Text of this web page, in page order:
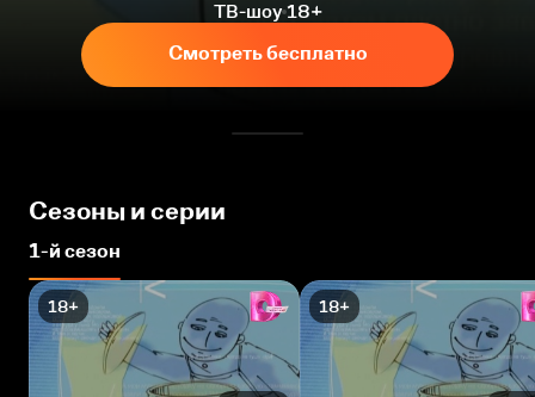
ТВ-шоу 18+
Смотреть бесплатно
Сезоны и серии
1-й сезон
18+ 18+